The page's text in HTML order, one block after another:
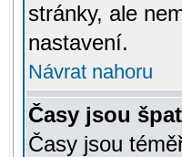
stránky, ale
nastavení.
Návrat nahoru
Časy jsou
Časy jsou